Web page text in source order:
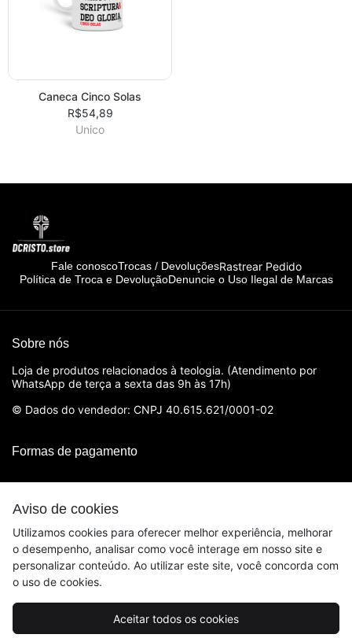
Caneca Cinco Solas
R$54,89
Unico
Aviso de cookies
Utilizamos cookies para oferecer melhor experiência, melhorar
o desempenho, analisar como você interage em nosso site e
personalizar conteúdo. Ao utilizar este site, você concorda com
o uso de cookies.
Aceitar todos os cookies
Fale conoscoTrocas / DevoluçõesRastrear Pedido
Política de Troca e DevoluçãoDenuncie o Uso Ilegal de Marcas
Sobre nós
Loja de produtos relacionados à teologia. (Atendimento por
WhatsApp de terça a sexta das 9h às 17h)
© Dados do vendedor: CNPJ 40.615.621/0001-02
Formas de pagamento